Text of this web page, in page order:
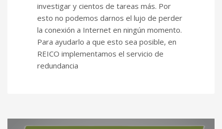
investigar y cientos de tareas más. Por
esto no podemos darnos el lujo de perder
la conexión a Internet en ningún momento.
Para ayudarlo a que esto sea posible, en
REICO implementamos el servicio de
redundancia